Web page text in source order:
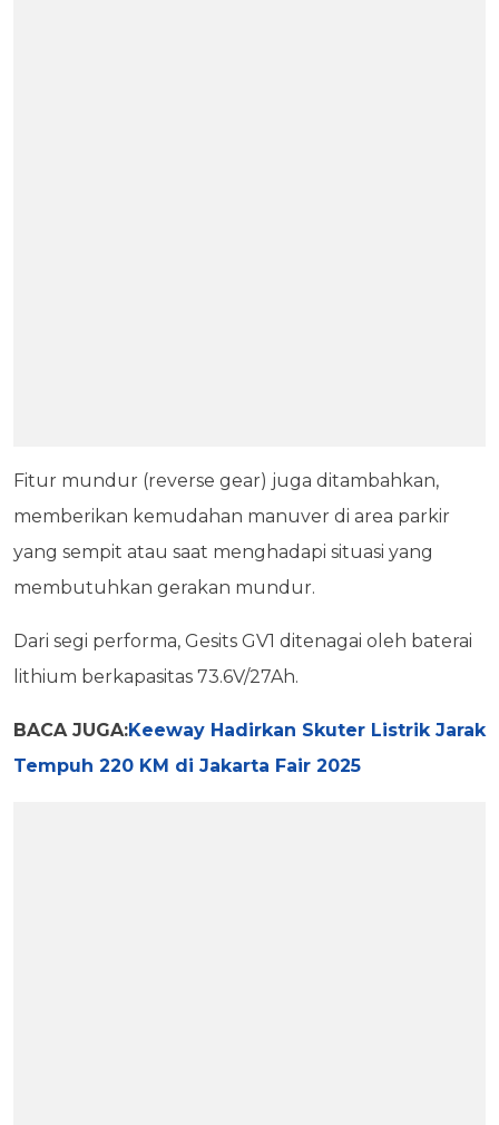
Fitur mundur (reverse gear) juga ditambahkan,
memberikan kemudahan manuver di area parkir
yang sempit atau saat menghadapi situasi yang
membutuhkan gerakan mundur.
Dari segi performa, Gesits GV1 ditenagai oleh baterai
lithium berkapasitas 73.6V/27Ah.
BACA JUGA:Keeway Hadirkan Skuter Listrik Jarak
Tempuh 220 KM di Jakarta Fair 2025